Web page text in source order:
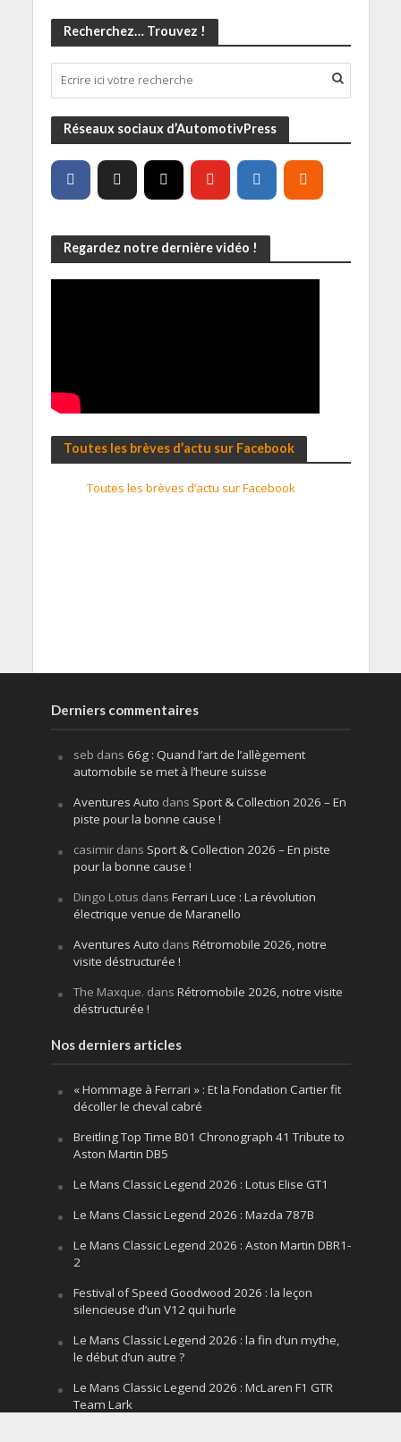
Recherchez… Trouvez !
Réseaux sociaux d’AutomotivPress
Regardez notre dernière vidéo !
Toutes les brèves d’actu sur Facebook
Toutes les brèves d’actu sur Facebook
Derniers commentaires
seb dans 66g : Quand l’art de l’allègement
automobile se met à l’heure suisse
Aventures Auto dans Sport & Collection 2026 – En
piste pour la bonne cause !
casimirdans Sport & Collection 2026 – En piste
pour la bonne cause !
Dingo Lotus dans Ferrari Luce : La révolution
électrique venue de Maranello
Aventures Auto dans Rétromobile 2026, notre
visite déstructurée !
The Maxque. dans Rétromobile 2026, notre visite
déstructurée !
Nos derniers articles
« Hommage à Ferrari » : Et la Fondation Cartier fit
décoller le cheval cabré
Breitling Top Time B01 Chronograph 41 Tribute to
Aston Martin DB5
Le Mans Classic Legend 2026 : Lotus Elise GT1
Le Mans Classic Legend 2026 : Mazda 787B
Le Mans Classic Legend 2026 : Aston Martin DBR1-
2
Festival of Speed Goodwood 2026 : la leçon
silencieuse d’un V12 qui hurle
Le Mans Classic Legend 2026 : la fin d’un mythe,
le début d’un autre ?
Le Mans Classic Legend 2026 : McLaren F1 GTR
Team Lark